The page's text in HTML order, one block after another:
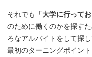
それでも 「大学に行って
のために働くのかを探す
ろなアルバイトをして探
最初のターニングポイン